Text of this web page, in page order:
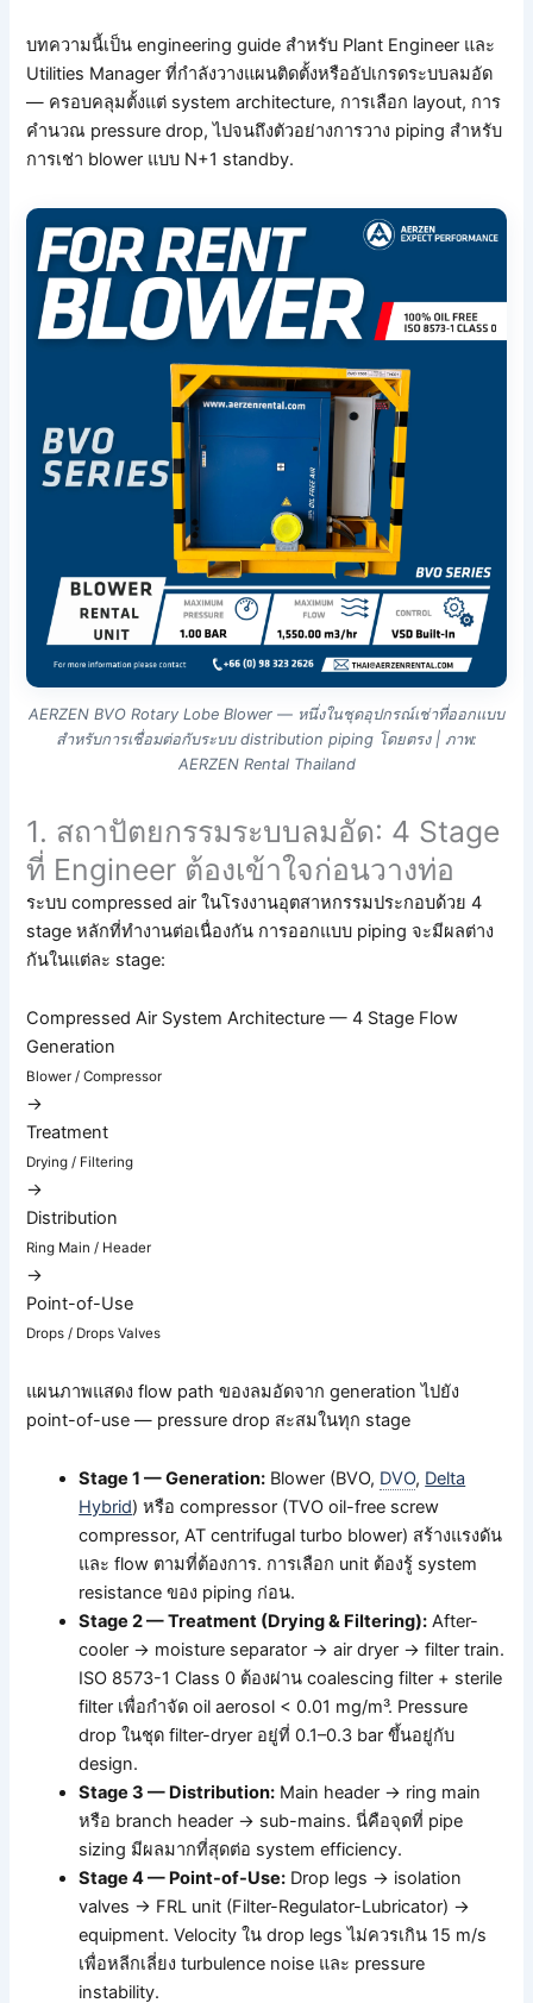
บทความนี้เป็น engineering guide สำหรับ Plant Engineer และ
Utilities Manager ที่กำลังวางแผนติดตั้งหรืออัปเกรดระบบลมอัด
— ครอบคลุมตั้งแต่ system architecture, การเลือก layout, การ
คำนวณ pressure drop, ไปจนถึงตัวอย่างการวาง piping สำหรับ
การเช่า blower แบบ N+1 standby.
AERZEN BVO Rotary Lobe Blower — หนึ่งในชุดอุปกรณ์เช่าที่ออกแบบ
สำหรับการเชื่อมต่อกับระบบ distribution piping โดยตรง | ภาพ:
AERZEN Rental Thailand
1. สถาปัตยกรรมระบบลมอัด: 4 Stage
ที่ Engineer ต้องเข้าใจก่อนวางท่อ
ระบบ compressed air ในโรงงานอุตสาหกรรมประกอบด้วย 4
stage หลักที่ทำงานต่อเนื่องกัน การออกแบบ piping จะมีผลต่าง
กันในแต่ละ stage:
Compressed Air System Architecture — 4 Stage Flow
Generation
Blower / Compressor
→
Treatment
Drying / Filtering
→
Distribution
Ring Main / Header
→
Point-of-Use
Drops / Drops Valves
แผนภาพแสดง flow path ของลมอัดจาก generation ไปยัง
point-of-use — pressure drop สะสมในทุก stage
Stage 1 — Generation: Blower (BVO, DVO, Delta
Hybrid) หรือ compressor (TVO oil-free screw
compressor, AT centrifugal turbo blower) สร้างแรงดัน
และ flow ตามที่ต้องการ. การเลือก unit ต้องรู้ system
resistance ของ piping ก่อน.
Stage 2 — Treatment (Drying & Filtering): After-
cooler → moisture separator → air dryer → filter train.
ISO 8573-1 Class 0 ต้องผ่าน coalescing filter + sterile
filter เพื่อกำจัด oil aerosol < 0.01 mg/m³. Pressure
drop ในชุด filter-dryer อยู่ที่ 0.1–0.3 bar ขึ้นอยู่กับ
design.
Stage 3 — Distribution: Main header → ring main
หรือ branch header → sub-mains. นี่คือจุดที่ pipe
sizing มีผลมากที่สุดต่อ system efficiency.
Stage 4 — Point-of-Use: Drop legs → isolation
valves → FRL unit (Filter-Regulator-Lubricator) →
equipment. Velocity ใน drop legs ไม่ควรเกิน 15 m/s
เพื่อหลีกเลี่ยง turbulence noise และ pressure
instability.